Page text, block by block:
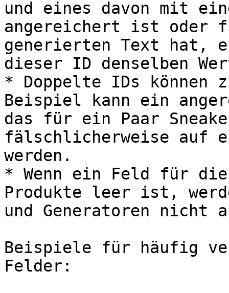
und eines davon mit
angereichert ist oder
generierten Text hat,
dieser ID denselben
* Doppelte IDs können
Beispiel kann ein
das für ein Paar
fälschlicherweise auf
werden.
* Wenn ein Feld für
Produkte leer ist,
und Generatoren nicht
Beispiele für häufig
Felder: